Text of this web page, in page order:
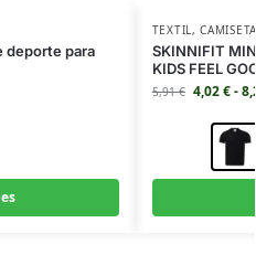
deporte para
TEXTIL,
SKINNIFIT
KIDS FEEL
5,91€ 4,02€-